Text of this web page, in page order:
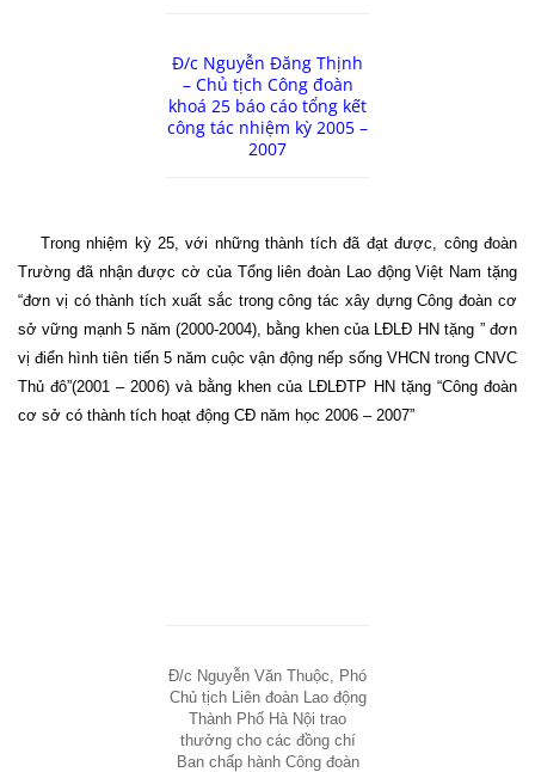
Đ/c Nguyễn Đăng Thịnh
– Chủ tịch Công đoàn
khoá 25 báo cáo tổng kết
công tác nhiệm kỳ 2005 –
2007
Trong nhiệm kỳ 25, với những thành tích đã đạt được, công đoàn
Trường đã nhận được cờ của Tổng liên đoàn Lao động Việt Nam tặng
“đơn vị có thành tích xuất sắc trong công tác xây dựng Công đoàn cơ
sở vững mạnh 5 năm (2000-2004), bằng khen của LĐLĐ HN tặng ” đơn
vị điển hình tiên tiến 5 năm cuộc vận động nếp sống VHCN trong CNVC
Thủ đô”(2001 – 2006) và bằng khen của LĐLĐTP HN tặng “Công đoàn
cơ sở có thành tích hoạt động CĐ năm học 2006 – 2007”
Đ/c Nguyễn Văn Thuộc, Phó
Chủ tịch Liên đoàn Lao động
Thành Phố Hà Nội trao
thưởng cho các đồng chí
Ban chấp hành Công đoàn